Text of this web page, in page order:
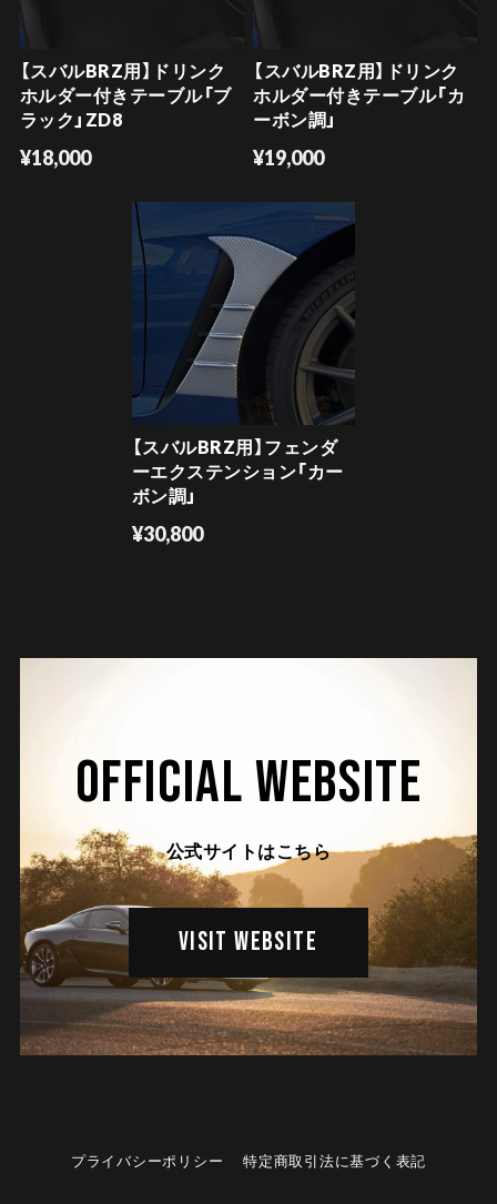
【スバルBRZ用】ドリンク
ホルダー付きテーブル「ブ
ラック」ZD8
¥18,000
【スバルBRZ用】ドリンク
ホルダー付きテーブル「カ
ーボン調」
¥19,000
【スバルBRZ用】フェンダ
ーエクステンション「カー
ボン調」
¥30,800
OFFICIAL WEBSITE
公式サイトはこちら
VISIT WEBSITE
プライバシーポリシー 特定商取引法に基づく表記